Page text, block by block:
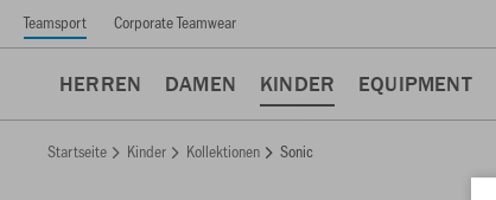
Teamsport Corporate Teamwear
HERREN DAMEN KINDER EQUIPMENT
Startseite Kinder Kollektionen Sonic